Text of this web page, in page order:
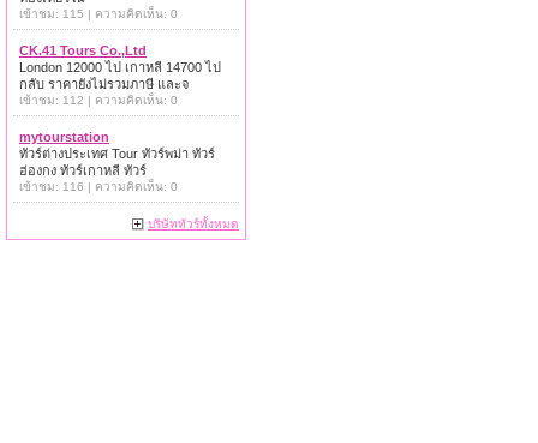
เข้าชม: 115 | ความคิดเห็น: 0
CK.41 Tours Co.,Ltd
London 12000 ไป เกาหลี 14700 ไป
กลับ ราคายังไม่รวมภาษี และจ
เข้าชม: 112 | ความคิดเห็น: 0
mytourstation
ทัวร์ต่างประเทศ Tour ทัวร์พม่า ทัวร์
ฮ่องกง ทัวร์เกาหลี ทัวร์
เข้าชม: 116 | ความคิดเห็น: 0
บริษัททัวร์ทั้งหมด